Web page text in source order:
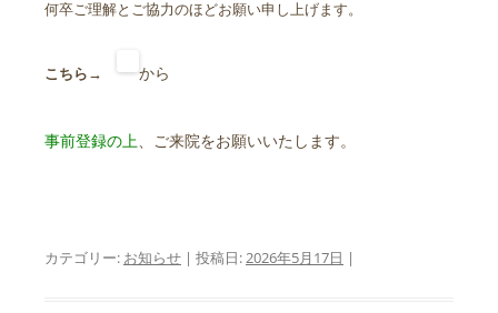
何卒ご理解とご協力のほどお願い申し上げます。
こちら→ から
事前登録の上、ご来院をお願いいたします。
カテゴリー: お知らせ | 投稿日:2026年5月17日 |